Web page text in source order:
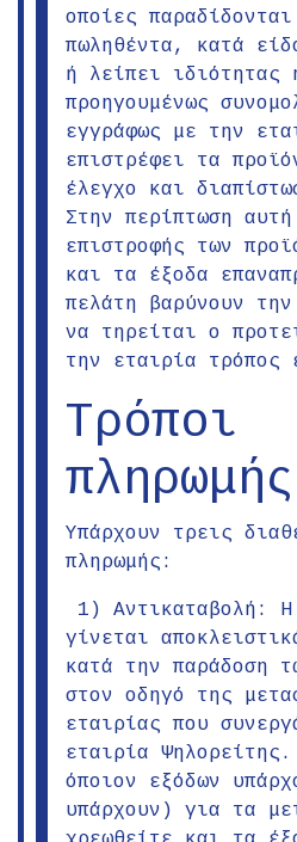
οποίες
πωληθέντα, κατά
ή λείπει ιδιότητας
προηγουμένως
εγγράφως με την
επιστρέφει τα
έλεγχο και
Στην περίπτωση
επιστροφής των
και τα έξοδα
πελάτη βαρύνουν
να τηρείται ο
την εταιρία τρόπος
Τρόποι
πληρωμής
Υπάρχουν τρεις
πληρωμής:
1) Αντικαταβολή: Η
γίνεται
κατά την παράδοση
στον οδηγό της
εταιρίας που
εταιρία
όποιον εξόδων
υπάρχουν) για τα